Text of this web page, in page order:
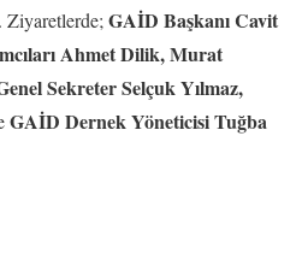
Ziyaretlerde; GAİD Başkanı Cavit
Ahmet Dilik, Murat
Sekreter Selçuk Yılmaz,
GAİD Dernek Yöneticisi Tuğba